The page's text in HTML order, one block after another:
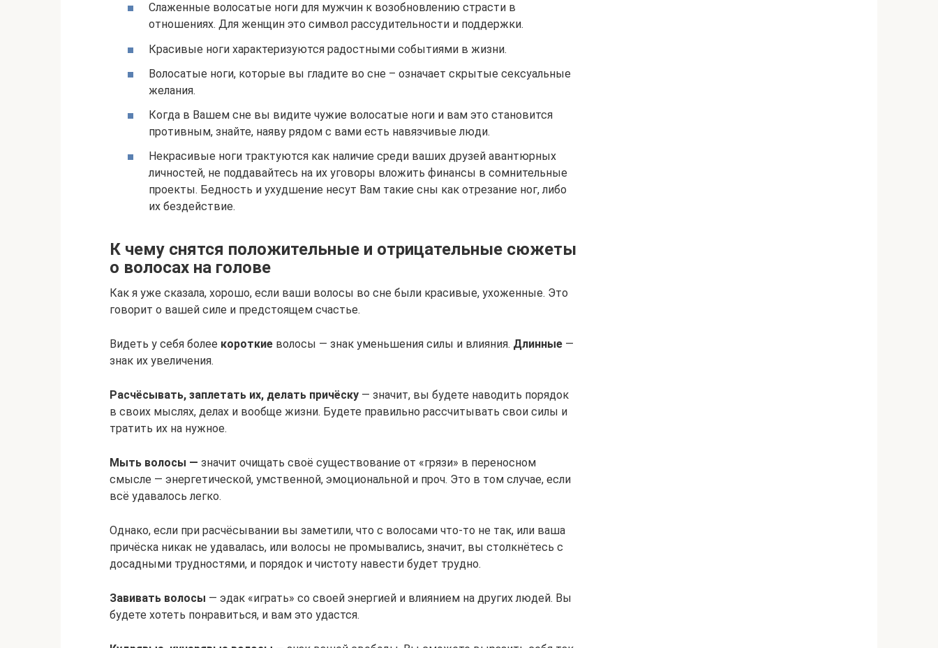
Слаженные волосатые ноги для мужчин к возобновлению страсти в
отношениях. Для женщин это символ рассудительности и поддержки.
Красивые ноги характеризуются радостными событиями в жизни.
Волосатые ноги, которые вы гладите во сне – означает скрытые сексуальные
желания.
Когда в Вашем сне вы видите чужие волосатые ноги и вам это становится
противным, знайте, наяву рядом с вами есть навязчивые люди.
Некрасивые ноги трактуются как наличие среди ваших друзей авантюрных
личностей, не поддавайтесь на их уговоры вложить финансы в сомнительные
проекты. Бедность и ухудшение несут Вам такие сны как отрезание ног, либо
их бездействие.
К чему снятся положительные и отрицательные сюжеты
о волосах на голове
Как я уже сказала, хорошо, если ваши волосы во сне были красивые, ухоженные. Это
говорит о вашей силе и предстоящем счастье.
Видеть у себя более короткие волосы — знак уменьшения силы и влияния. Длинные —
знак их увеличения.
Расчёсывать, заплетать их, делать причёску — значит, вы будете наводить порядок
в своих мыслях, делах и вообще жизни. Будете правильно рассчитывать свои силы и
тратить их на нужное.
Мыть волосы — значит очищать своё существование от «грязи» в переносном
смысле — энергетической, умственной, эмоциональной и проч. Это в том случае, если
всё удавалось легко.
Однако, если при расчёсывании вы заметили, что с волосами что-то не так, или ваша
причёска никак не удавалась, или волосы не промывались, значит, вы столкнётесь с
досадными трудностями, и порядок и чистоту навести будет трудно.
Завивать волосы — эдак «играть» со своей энергией и влиянием на других людей. Вы
будете хотеть понравиться, и вам это удастся.